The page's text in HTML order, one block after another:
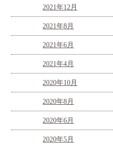
2021年12月
2021年8月
2021年6月
2021年4月
2020年10月
2020年8月
2020年6月
2020年5月